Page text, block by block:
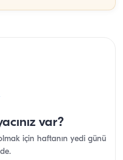
var?
için haftanın yedi günü